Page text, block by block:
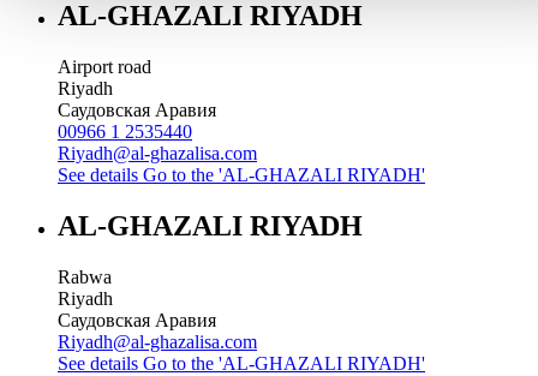
AL-GHAZALI RIYADH
Airport road
Riyadh
Саудовская Аравия
00966 1 2535440
Riyadh@al-ghazalisa.com
See details Go to the 'AL-GHAZALI RIYADH'
AL-GHAZALI RIYADH
Rabwa
Riyadh
Саудовская Аравия
Riyadh@al-ghazalisa.com
See details Go to the 'AL-GHAZALI RIYADH'